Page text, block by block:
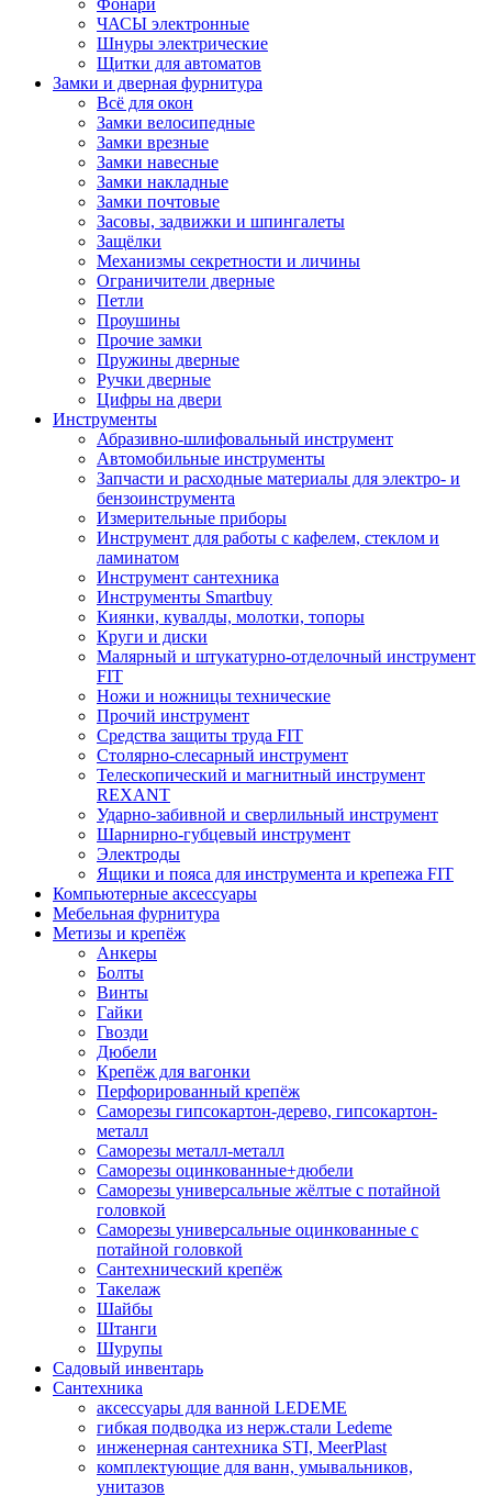
ЧАСЫ электронные
Шнуры электрические
Щитки для автоматов
Замки и дверная фурнитура
Всё для окон
Замки велосипедные
Замки врезные
Замки навесные
Замки накладные
Замки почтовые
Засовы, задвижки и шпингалеты
Защёлки
Механизмы секретности и личины
Ограничители дверные
Петли
Проушины
Прочие замки
Пружины дверные
Ручки дверные
Цифры на двери
Инструменты
Абразивно-шлифовальный инструмент
Автомобильные инструменты
Запчасти и расходные материалы для электро- и
бензоинструмента
Измерительные приборы
Инструмент для работы с кафелем, стеклом и
ламинатом
Инструмент сантехника
Инструменты Smartbuy
Киянки, кувалды, молотки, топоры
Круги и диски
Малярный и штукатурно-отделочный инструмент
FIT
Ножи и ножницы технические
Прочий инструмент
Средства защиты труда FIT
Столярно-слесарный инструмент
Телескопический и магнитный инструмент
REXANT
Ударно-забивной и сверлильный инструмент
Шарнирно-губцевый инструмент
Электроды
Ящики и пояса для инструмента и крепежа FIT
Компьютерные аксессуары
Мебельная фурнитура
Метизы и крепёж
Анкеры
Болты
Винты
Гайки
Гвозди
Дюбели
Крепёж для вагонки
Перфорированный крепёж
Саморезы гипсокартон-дерево, гипсокартон-
металл
Саморезы металл-металл
Саморезы оцинкованные+дюбели
Саморезы универсальные жёлтые с потайной
головкой
Саморезы универсальные оцинкованные с
потайной головкой
Сантехнический крепёж
Такелаж
Шайбы
Штанги
Шурупы
Садовый инвентарь
Сантехника
аксессуары для ванной LEDEME
гибкая подводка из нерж.стали Ledeme
инженерная сантехника STI, MeerPlast
комплектующие для ванн, умывальников,
унитазов